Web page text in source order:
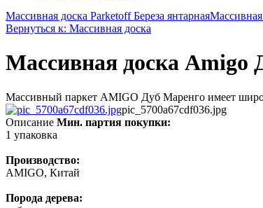
Массивная доска Parketoff Береза янтарная
Вернуться к: Массивная доска
Массивная доска
Массивный паркет AMIGO Дуб Маренго имеет
pic_5700a67cdf036.jpg
Описание Мин. партия покупки:
1 упаковка
Производство:
AMIGO, Китай
Порода дерева: